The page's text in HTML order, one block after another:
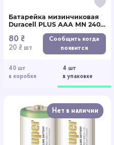
40 шт
в коробке
4 шт
в упаковке
Батарейка мизинчиковая
Duracell PLUS AAA MN 2400
80 ₴
20 ₴ шт
Сообщить когда
появится
Нет в наличии